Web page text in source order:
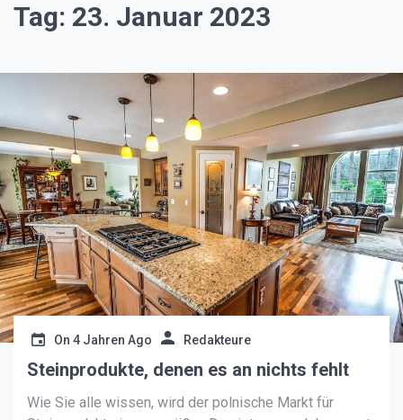
Tag: 23. Januar 2023
On 4 Jahren Ago Redakteure
Steinprodukte, denen es an nichts fehlt
Wie Sie alle wissen, wird der polnische Markt für